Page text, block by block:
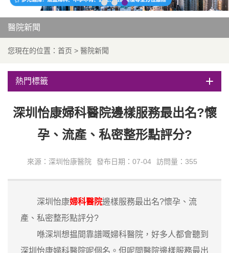
醫院新聞
您現在的位置： 首页 > 醫院新聞
熱門標籤
深圳怡康婦科醫院邊樣服務最出名?懷
孕、流產、私密整形點評分?
來源：深圳怡康醫院 發布日期：07-04 訪問量：355
深圳怡康婦科醫院邊樣服務最出名?懷孕、流
產、私密整形點評分?
喺深圳想揾間靠譜嘅婦科醫院，好多人都會聽到
深圳怡康婦科醫院呢個名。但呢間醫院邊樣服務最出